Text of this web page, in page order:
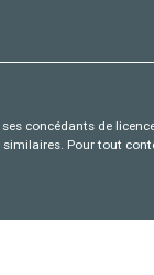
concédants de
Pour tout